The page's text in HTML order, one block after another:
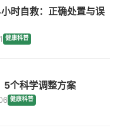
时自救：正确处置与误
健康科普
5个科学调整方案
健康科普